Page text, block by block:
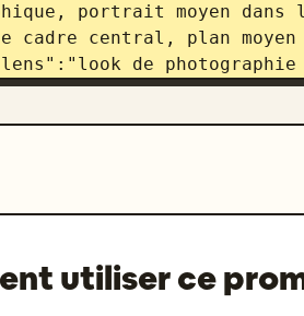
portrait moyen
cadre central, plan moyen
de photographie
verticale
l'utilisateur de télécharger
en solo,
sur la composition en
utiliser ce